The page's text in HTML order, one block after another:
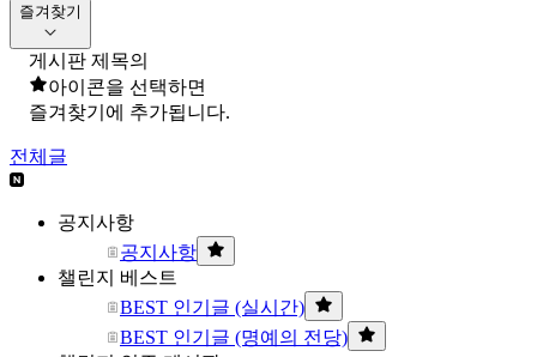
즐겨찾기
게시판 제목의
아이콘을 선택하면
즐겨찾기에 추가됩니다.
전체글
공지사항
공지사항
챌린지 베스트
BEST 인기글 (실시간)
BEST 인기글 (명예의 전당)